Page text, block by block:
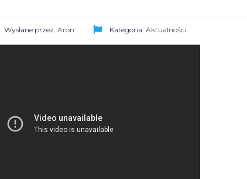
Wysłane przez: Aron Kategoria: Aktualności